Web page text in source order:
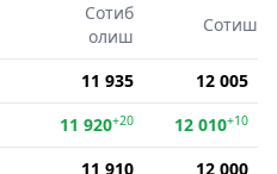
Сотиб
олиш
Сотиш
11 935
12 005
11 920+20 12 010+10
11 910
12 000